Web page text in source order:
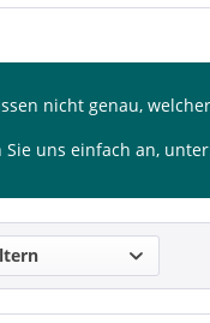
nicht genau,
Sie uns einfach an,